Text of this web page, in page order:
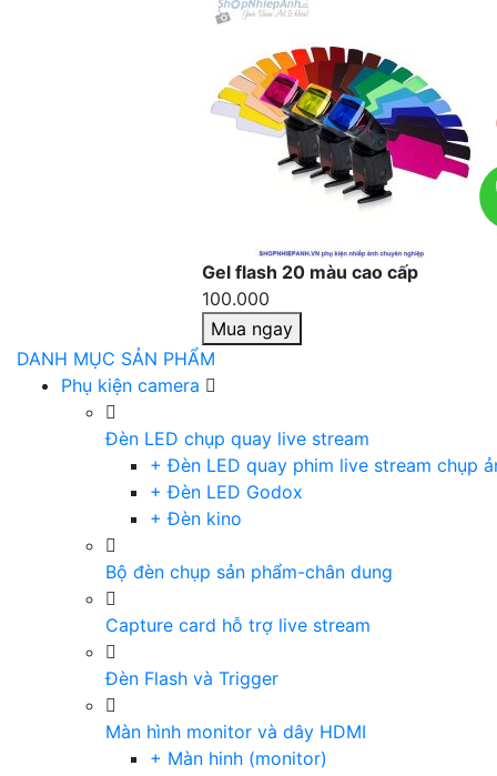
Gel flash 20 màu cao cấp
100.000
Mua ngay
DANH MỤC SẢN PHẨM
Phụ kiện camera
Đèn LED chụp quay live stream
+ Đèn LED quay phim live stream chụp
+ Đèn LED Godox
+ Đèn kino
Bộ đèn chụp sản phẩm-chân dung
Capture card hỗ trợ live stream
Đèn Flash và Trigger
Màn hình monitor và dây HDMI
+ Màn hinh (monitor)